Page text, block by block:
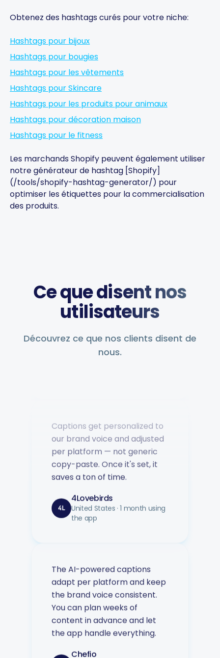
Obtenez des hashtags curés pour votre niche:
Hashtags pour bijoux
Hashtags pour bougies
Hashtags pour les vêtements
Hashtags pour Skincare
Hashtags pour les produits pour animaux
Hashtags pour décoration maison
Hashtags pour le fitness
Les marchands Shopify peuvent également utiliser
notre générateur de hashtag [Shopify]
(/tools/shopify-hashtag-generator/) pour
optimiser les étiquettes pour la commercialisation
des produits.
Ce que disent nos
utilisateurs
Découvrez ce que nos clients disent de
nous.
our brand voice and adjusted
per platform — not generic
copy-paste. Once it's set, it
saves a ton of time.
4L
United States · 1 month using
the app
adapt per platform and keep
the brand voice consistent.
You can plan weeks of
content in advance and let
the app handle everything.
CH
Bahrain · 4 months using the